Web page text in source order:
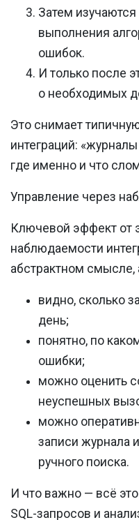
Затем изучаются
выполнения
ошибок.
И только после
о необходимых
Это снимает
интеграций:
где именно и что
Управление через
Ключевой эффект от
наблюдаемости
абстрактном смысле,
видно, сколько
день;
понятно, по
ошибки;
можно оценить
неуспешных
можно
записи журнала
ручного поиска.
И что важно — всё
SQL-запросов и